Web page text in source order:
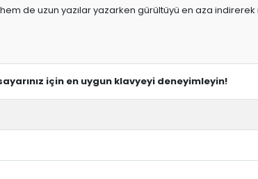
de uzun yazılar yazarken gürültüyü en aza
için en uygun klavyeyi deneyimleyin!